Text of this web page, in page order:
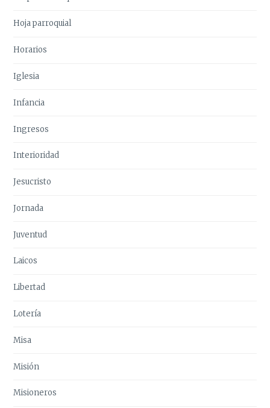
Hoja parroquial
Horarios
Iglesia
Infancia
Ingresos
Interioridad
Jesucristo
Jornada
Juventud
Laicos
Libertad
Lotería
Misa
Misión
Misioneros